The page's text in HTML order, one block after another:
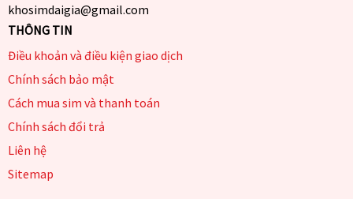
khosimdaigia@gmail.com
THÔNG TIN
Điều khoản và điều kiện giao dịch
Chính sách bảo mật
Cách mua sim và thanh toán
Chính sách đổi trả
Liên hệ
Sitemap